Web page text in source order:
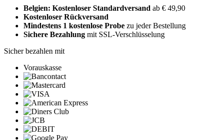
Belgien: Kostenloser Standardversand ab € 49,90
Kostenloser Rückversand
Mindestens 1 kostenlose Probe zu jeder Bestellung
Sichere Bezahlung mit SSL-Verschlüsselung
Sicher bezahlen mit
Vorauskasse